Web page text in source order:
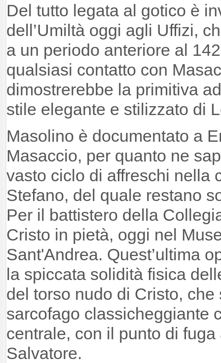
Del tutto legata al gotico è
dell’Umiltà oggi agli Uffizi,
a un periodo anteriore al
qualsiasi contatto con
dimostrerebbe la primitiva
stile elegante e stilizzato di
Masolino è documentato a
Masaccio, per quanto ne
vasto ciclo di affreschi nella
Stefano, del quale restano
Per il battistero della
Cristo in pietà, oggi nel
Sant'Andrea. Quest’ultima
la spiccata solidità fisica
del torso nudo di Cristo, che
sarcofago classicheggiante
centrale, con il punto di
Salvatore.